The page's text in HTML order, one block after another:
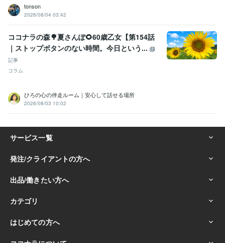
tonson
2026/08/04 03:42
ココナラの森🌳夏さんぽ🌻60歳乙女【第154話
｜ストップボタンのない時間。今日という...
記事
コラム
ひろの心の伴走ルーム｜安心して話せる場所
2026/08/03 10:02